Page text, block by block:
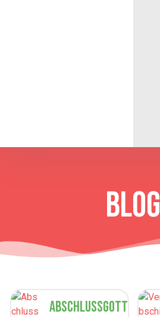
BLOG
Abschlussgott